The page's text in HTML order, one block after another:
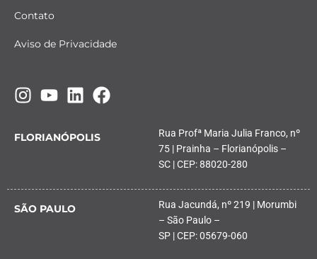
Contato
Aviso de Privacidade
FLORIANÓPOLIS
Rua Profª Maria Julia Franco, nº
75 | Prainha – Florianópolis –
SC | CEP: 88020-280
SÃO PAULO
Rua Jacundá, nº 219 | Morumbi
– São Paulo –
SP | CEP: 05679-060